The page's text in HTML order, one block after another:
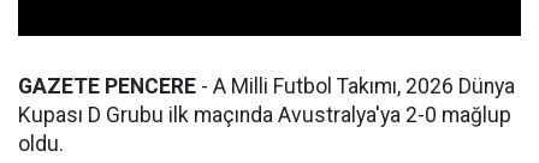
GAZETE PENCERE - A Milli Futbol Takımı, 2026 Dünya
Kupası D Grubu ilk maçında Avustralya'ya 2-0 mağlup
oldu.